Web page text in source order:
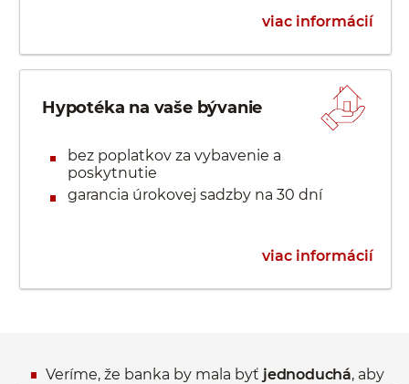
viac informácií
Hypotéka na vaše bývanie
bez poplatkov za vybavenie a
poskytnutie
garancia úrokovej sadzby na 30 dní
viac informácií
Veríme, že banka by mala byť jednoduchá, aby